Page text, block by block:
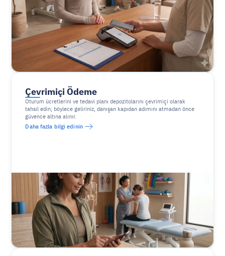
Çevrimiçi Ödeme
Oturum ücretlerini ve tedavi planı depozitolarını çevrimiçi olarak
tahsil edin; böylece geliriniz, danışan kapıdan adımını atmadan önce
güvence altına alınır.
Daha fazla bilgi edinin